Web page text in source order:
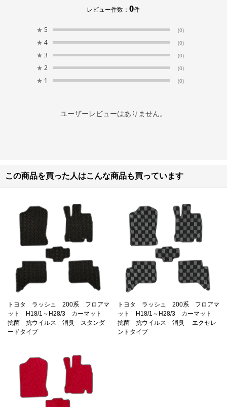
レビュー件数：0件
★ 5 (0)
★ 4 (0)
★ 3 (0)
★ 2 (0)
★ 1 (0)
ユーザーレビューはありません。
この商品を買った人はこんな商品も買っています
トヨタ ラッシュ 200系 フロアマ
ット H18/1～H28/3 カーマット
抗菌 抗ウイルス 消臭 スタンダ
ードタイプ
トヨタ ラッシュ 200系 フロアマ
ット H18/1～H28/3 カーマット
抗菌 抗ウイルス 消臭 エクセレ
ントタイプ